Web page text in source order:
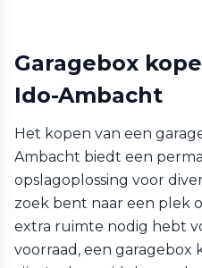
Garagebox
Ido-Ambacht
Het kopen van een
Ambacht biedt een
opslagoplossing voor
zoek bent naar een plek
extra ruimte nodig hebt
voorraad, een garagebox